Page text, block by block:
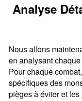
Analyse
Nous allons
en analysant
Pour chaque
spécifiques des
pièges à éviter et